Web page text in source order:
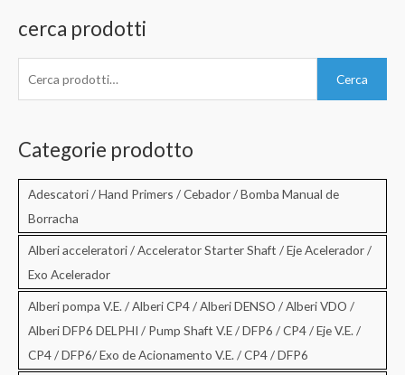
cerca prodotti
c
Cerca
Categorie prodotto
Adescatori / Hand Primers / Cebador / Bomba Manual de
Borracha
Alberi acceleratori / Accelerator Starter Shaft / Eje Acelerador /
Exo Acelerador
Alberi pompa V.E. / Alberi CP4 / Alberi DENSO / Alberi VDO /
Alberi DFP6 DELPHI / Pump Shaft V.E / DFP6 / CP4 / Eje V.E. /
CP4 / DFP6/ Exo de Acionamento V.E. / CP4 / DFP6